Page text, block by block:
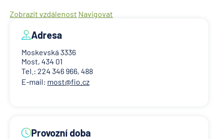
Zobrazit vzdálenost Navigovat
Adresa
Moskevská 3336
Most, 434 01
Tel.: 224 346 966, 488
E-mail: most@fio.cz
Provozní doba